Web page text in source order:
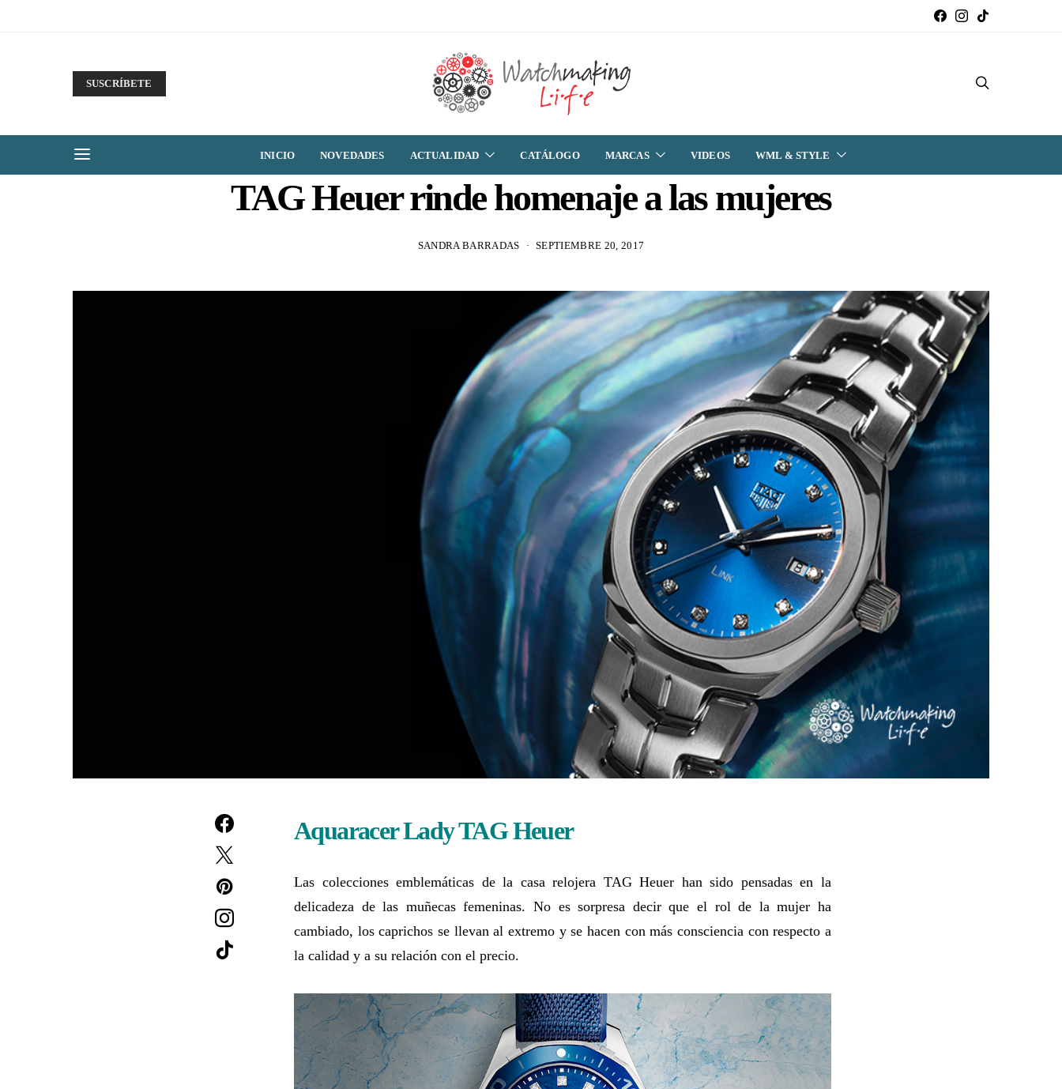
SUSCRÍBETE
INICIO NOVEDADES ACTUALIDAD CATÁLOGO MARCAS VIDEOS WML & STYLE
TAG Heuer rinde homenaje a las mujeres
SANDRA BARRADAS SEPTIEMBRE 20, 2017
Aquaracer LadyTAG Heuer
Las colecciones emblemáticas de la casa relojera TAG Heuer han sido pensadas en la
delicadeza de las muñecas femeninas. No es sorpresa decir que el rol de la mujer ha
cambiado, los caprichos se llevan al extremo y se hacen con más consciencia con respecto a
la calidad y a su relación con el precio.